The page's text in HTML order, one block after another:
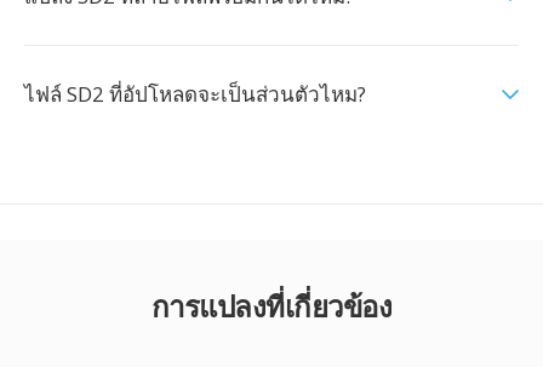
ไฟล์ SD2 ที่อัปโหลดจะเป็นส่วนตัวไหม?
การแปลงที่เกี่ยวข้อง